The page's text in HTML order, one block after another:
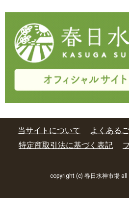
当サイトについて よくある
特定商取引法に基づく表記
copyright (c) 春日水神市場 all